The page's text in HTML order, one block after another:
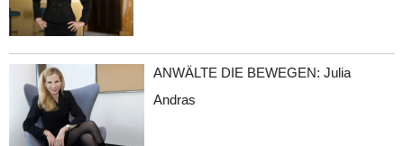
ANWÄLTE DIE BEWEGEN: Julia
Andras